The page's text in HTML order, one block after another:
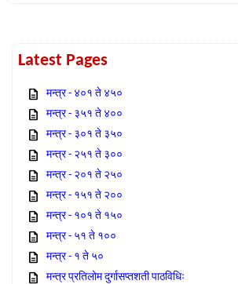
Latest Pages
मन्त्र - ४०१ ते ४५०
मन्त्र - ३५१ ते ४००
मन्त्र - ३०१ ते ३५०
मन्त्र - २५१ ते ३००
मन्त्र - २०१ ते २५०
मन्त्र - १५१ ते २००
मन्त्र - १०१ ते १५०
मन्त्र - ५१ ते १००
मन्त्र - १ ते ५०
मन्त्र प्रतिलोम दुर्गासप्तशती पाठविधिः